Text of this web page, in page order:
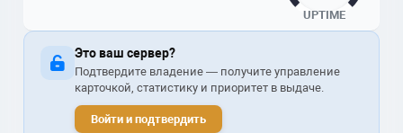
UPTIME
Это ваш сервер?
Подтвердите владение — получите управление
карточкой, статистику и приоритет в выдаче.
Войти и подтвердить